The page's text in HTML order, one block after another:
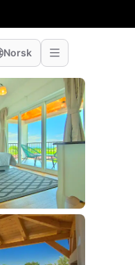
Norsk